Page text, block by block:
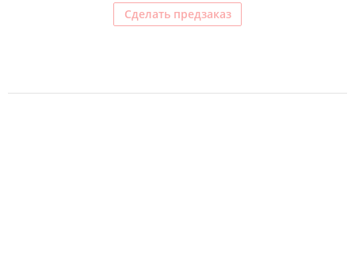
Сделать предзаказ